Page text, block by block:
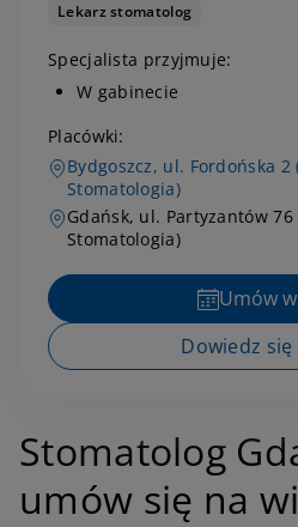
Lekarz stomatolog
Specjalista przyjmuje:
W gabinecie
Placówki:
Bydgoszcz, ul. Fordońska 2
Stomatologia)
Gdańsk, ul. Partyzantów 76
Stomatologia)
Umów
Dowiedz się
Stomatolog
umów się na